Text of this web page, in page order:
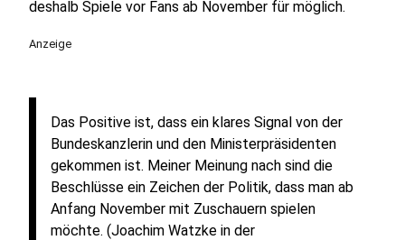
deshalb Spiele vor Fans ab November für möglich.
Anzeige
Das Positive ist, dass ein klares Signal von der
Bundeskanzlerin und den Ministerpräsidenten
gekommen ist. Meiner Meinung nach sind die
Beschlüsse ein Zeichen der Politik, dass man ab
Anfang November mit Zuschauern spielen
möchte. (Joachim Watzke in der